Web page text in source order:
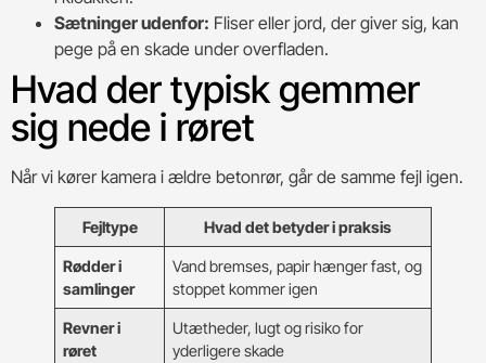
Sætninger udenfor: Fliser eller jord, der giver sig, kan
pege på en skade under overfladen.
Hvad der typisk gemmer
sig nede i røret
Når vi kører kamera i ældre betonrør, går de samme fejl igen.
Fejltype Hvad det betyder i praksis
Rødder i
samlinger
Vand bremses, papir hænger fast, og
stoppet kommer igen
Revner i
røret
Utætheder, lugt og risiko for
yderligere skade